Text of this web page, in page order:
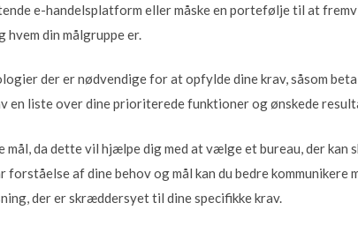
e-handelsplatform eller måske en portefølje til at
din målgruppe er.
der er nødvendige for at opfylde dine krav, såsom
en liste over dine prioriterede funktioner og ønskede
da dette vil hjælpe dig med at vælge et bureau, der kan
forståelse af dine behov og mål kan du bedre kommunikere
der er skræddersyet til dine specifikke krav.